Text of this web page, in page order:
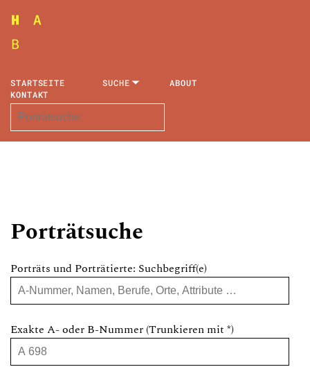
STARTSEITE SUCHE
ABOUT
KONTAKT
Porträtsuche
Porträts und Porträtierte: Suchbegriff(e)
Exakte A- oder B-Nummer (Trunkieren mit *)